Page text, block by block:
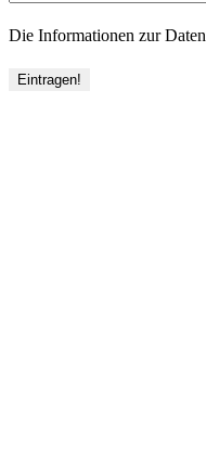
Die Informationen zur